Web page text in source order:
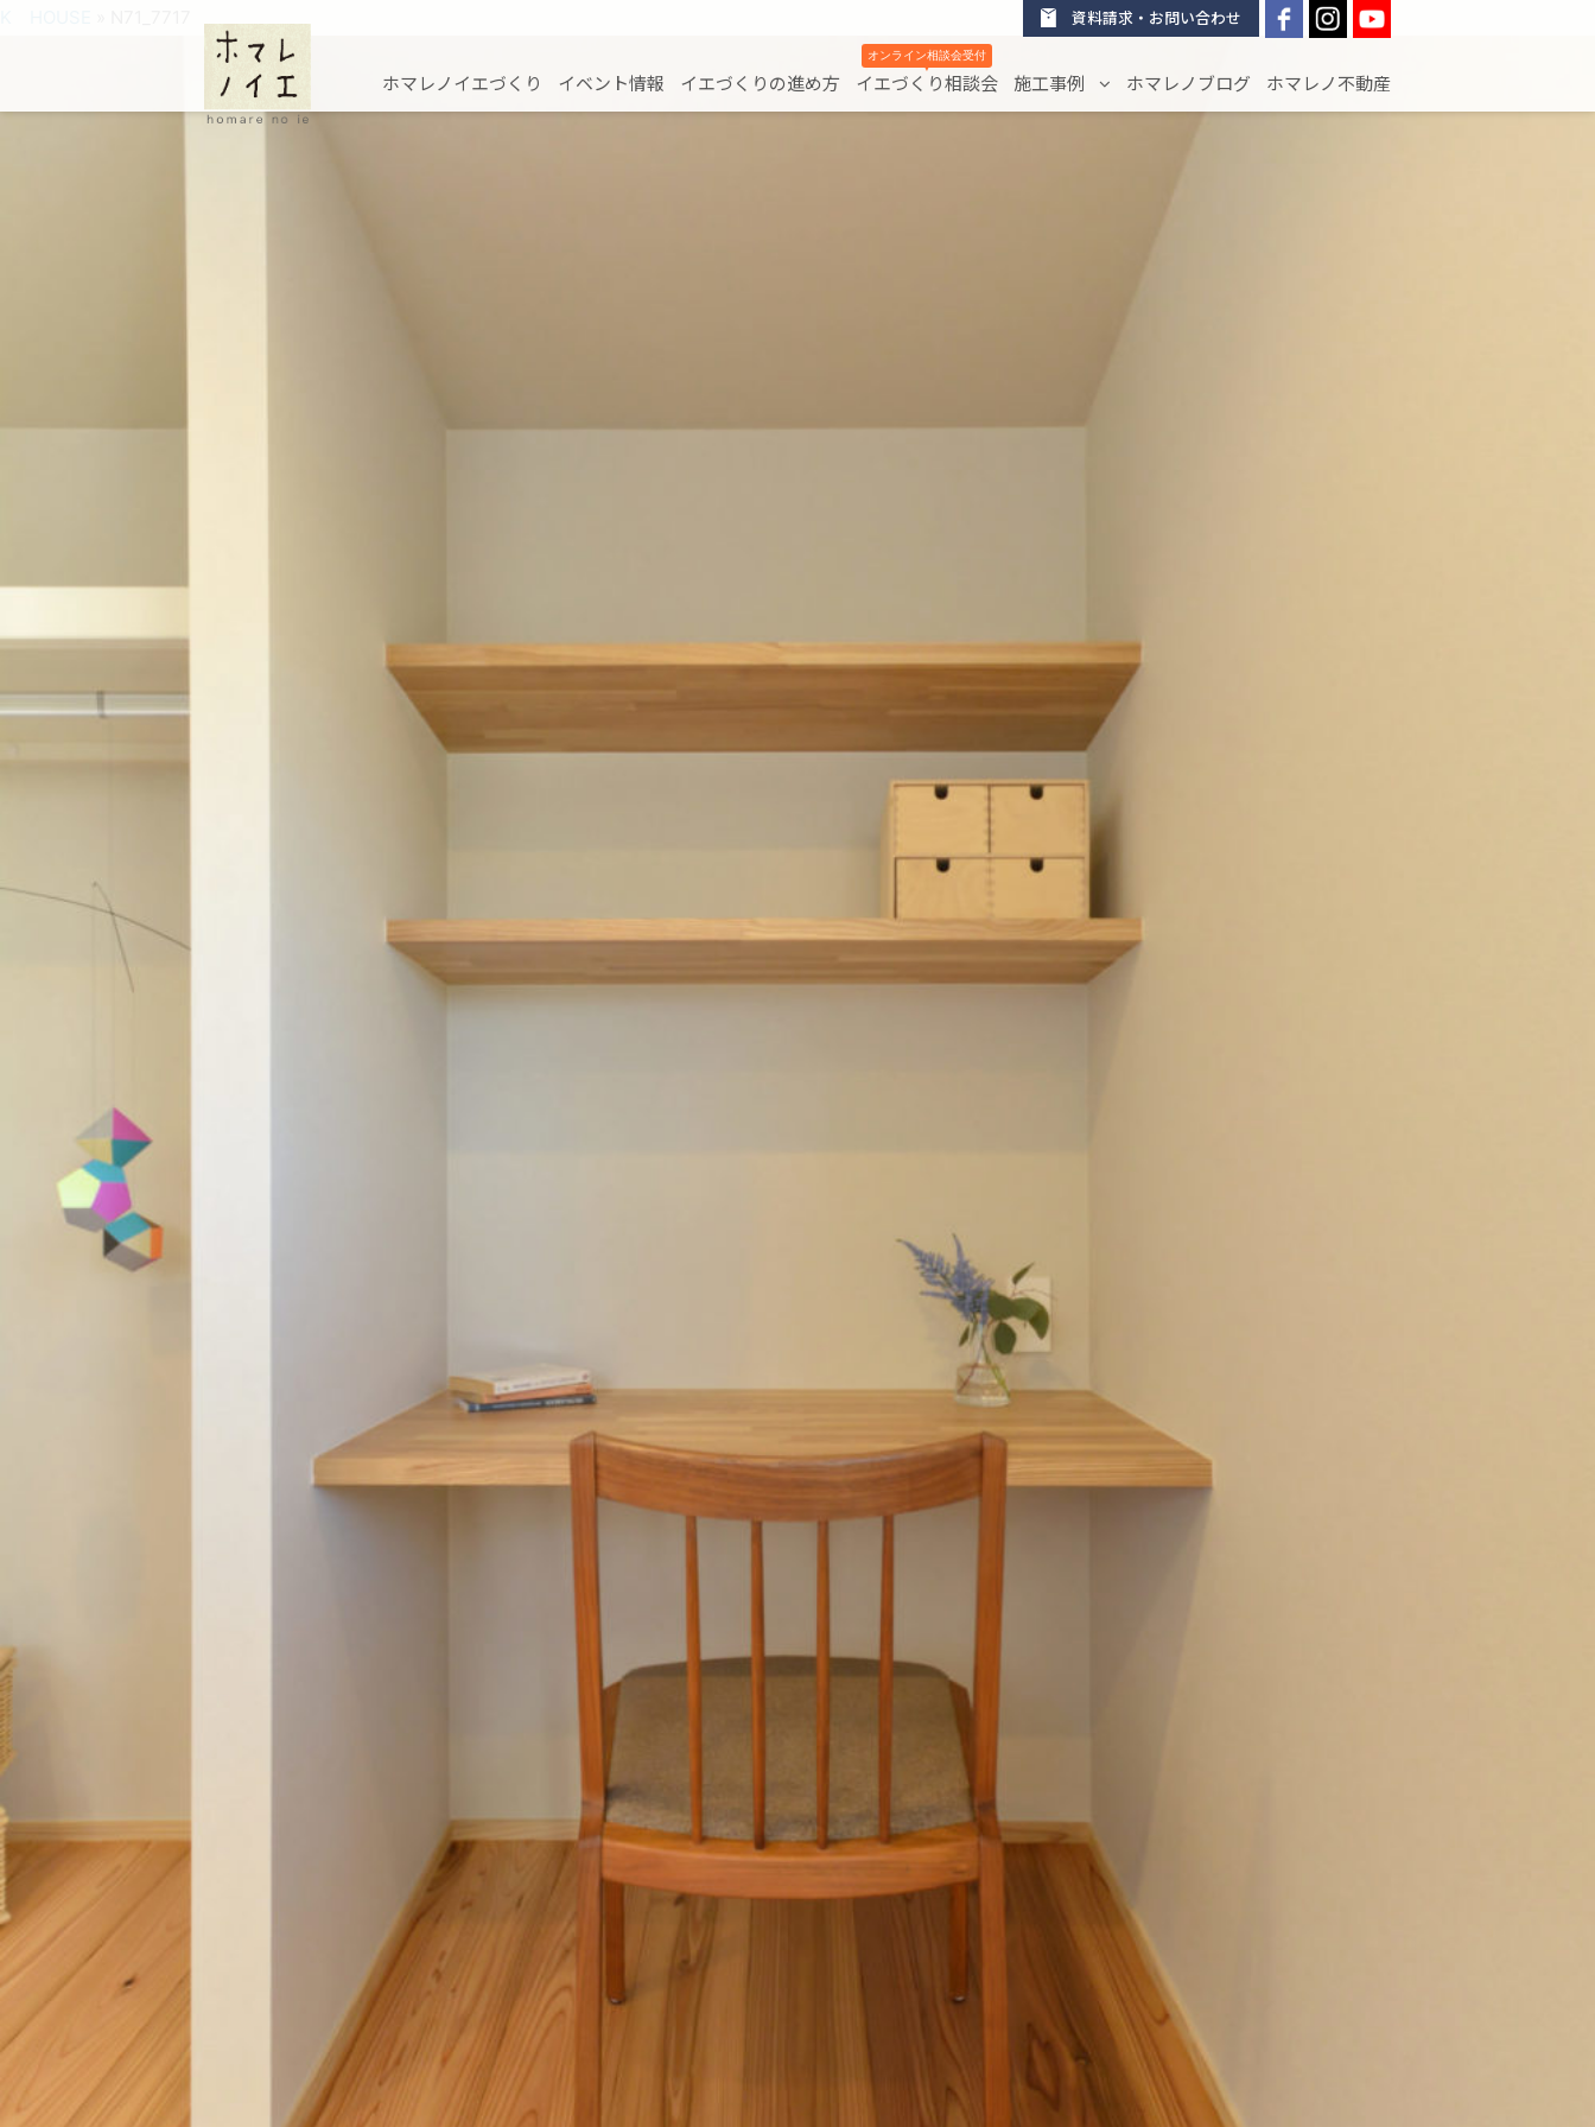
資料請求・お問い合わせ
ホマレノイエづくり イベント情報 イエづくりの進め方
オンライン相談会受付
▼
イエづくり相談会 施工事例 ホマレノブログ ホマレノ不動産